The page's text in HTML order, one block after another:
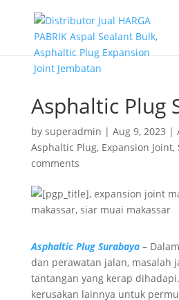
Asphaltic Plug
by superadmin | Aug 9, 2023 |
Asphaltic Plug, Expansion Joint,
comments
Asphaltic Plug Surabaya–
dan perawatan jalan, masalah
tantangan yang kerap
kerusakan lainnya untuk